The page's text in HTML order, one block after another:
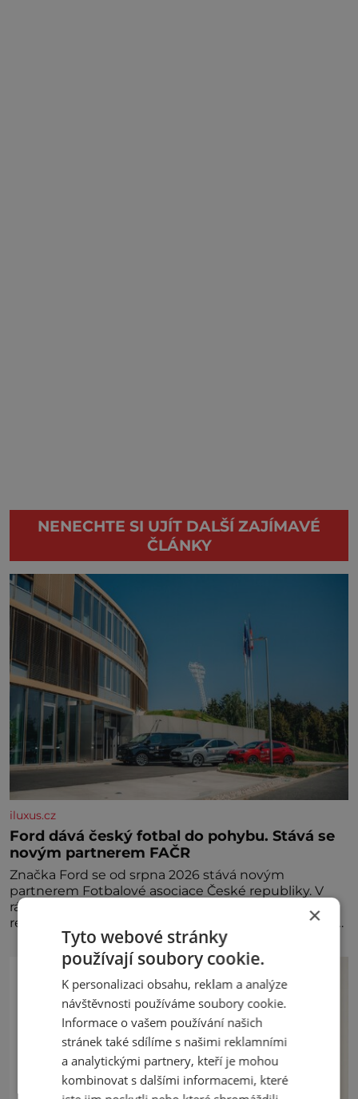
NENECHTE SI UJÍT DALŠÍ ZAJÍMAVÉ
ČLÁNKY
iluxus.cz
Ford dává český fotbal do pohybu. Stává se
novým partnerem FAČR
Značka Ford se od srpna 2026 stává novým
partnerem Fotbalové asociace České republiky. V
rámci tříleté spolupráce zajistí mobilitu asociace,
reprezentačních týmů i českého fotbalu v regionech.
×
Tyto webové stránky
používají soubory cookie.
K personalizaci obsahu, reklam a analýze
návštěvnosti používáme soubory cookie.
Informace o vašem používání našich
stránek také sdílíme s našimi reklamními
a analytickými partnery, kteří je mohou
kombinovat s dalšími informacemi, které